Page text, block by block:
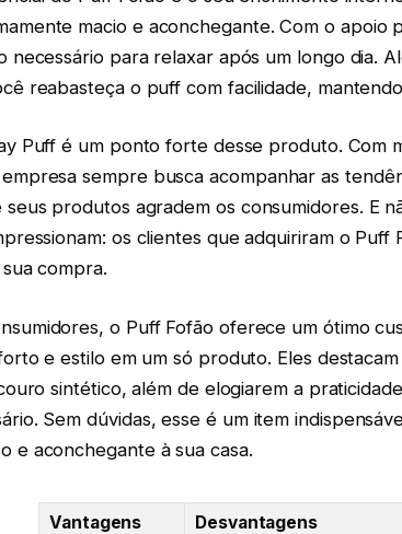
macio e aconchegante. Com o apoio
necessário para relaxar após um longo dia.
reabasteça o puff com facilidade,
Puff é um ponto forte desse produto. Com
sempre busca acompanhar as
produtos agradem os consumidores. E
os clientes que adquiriram o Puff
compra.
o Puff Fofão oferece um ótimo
e estilo em um só produto. Eles
sintético, além de elogiarem a
Sem dúvidas, esse é um item
e aconchegante à sua casa.
Vantagens
Desvantagens